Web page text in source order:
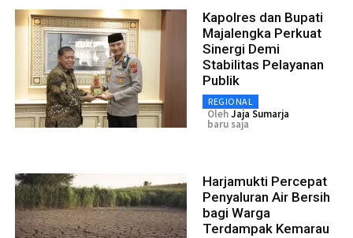
Kapolres dan Bupati
Majalengka Perkuat
Sinergi Demi
Stabilitas Pelayanan
Publik
REGIONAL
OlehJaja Sumarja
baru saja
Harjamukti Percepat
Penyaluran Air Bersih
bagi Warga
Terdampak Kemarau